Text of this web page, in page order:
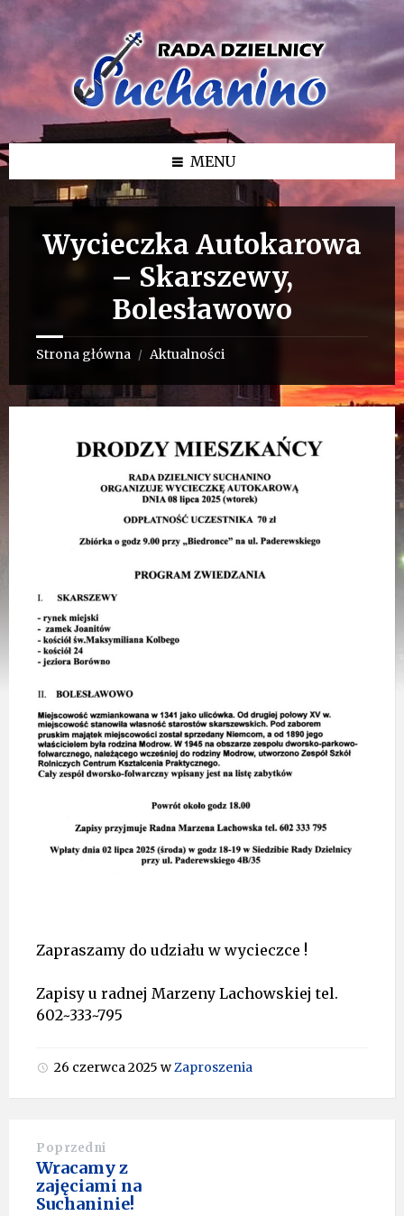
Przejdź
Przejdź
bocznego
Przejdź
MENU
Wycieczka Autokarowa
– Skarszewy,
Bolesławowo
Strona główna / Aktualności
Zapraszamy do udziału w wycieczce !
Zapisy u radnej Marzeny Lachowskiej tel.
602~333~795
26 czerwca 2025 wZaproszenia
Poprzedni
Wracamy z
zajęciami na
Suchaninie!